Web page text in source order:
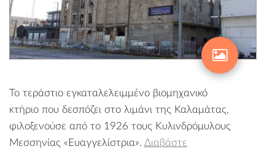
Το τεράστιο εγκαταλελειμμένο βιομηχανικό
κτήριο που δεσπόζει στο λιμάνι της Καλαμάτας,
φιλοξενούσε από το 1926 τους Κυλινδρόμυλους
Μεσσηνίας «Ευαγγελίστρια». Διαβάστε